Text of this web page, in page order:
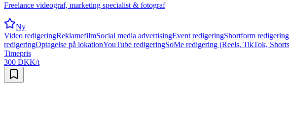
Freelance videograf, marketing specialist & fotograf
Ny
Video redigeringReklamefilmSocial media advertisingEvent redigeringShortform redigering
redigeringOptagelse på lokationYouTube redigeringSoMe redigering (Reels, TikTok,
Timepris
300 DKK/t